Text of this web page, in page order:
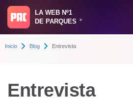
LA WEB Nº1
DE PARQUES
®
Inicio Blog Entrevista
Entrevista